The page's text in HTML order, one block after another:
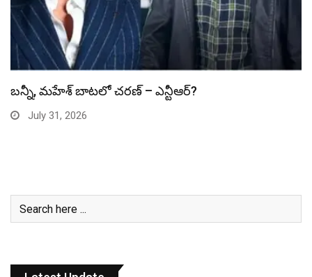
స్పైడర్ మ్యాన్ బాక్సాఫీస్ రికార్డు బద్దలు
July 31, 2026